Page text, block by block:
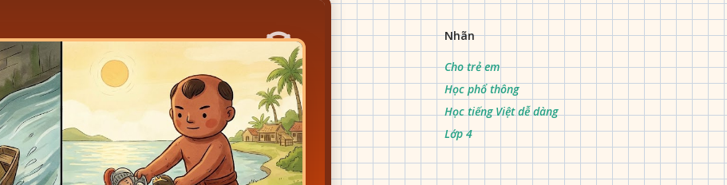
Nhãn
Cho trẻ em
Học phổ thông
Học tiếng Việt dễ dàng
Lớp 4